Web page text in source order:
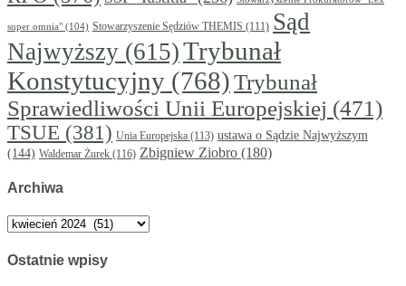
super omnia" (104) Stowarzyszenie Sędziów THEMIS (111) Sąd
Najwyższy (615)Trybunał
Konstytucyjny (768)Trybunał
Sprawiedliwości Unii Europejskiej (471)
TSUE (381) Unia Europejska (113) ustawa o Sądzie Najwyższym
(144) Waldemar Żurek (116) Zbigniew Ziobro (180)
Archiwa
Archiwa
Ostatnie wpisy